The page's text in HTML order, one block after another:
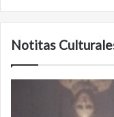
Notitas